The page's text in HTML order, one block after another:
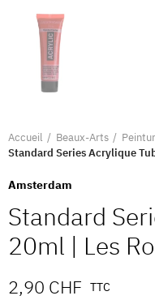
Accueil Beaux-Arts
Standard Series Acrylique
Amsterdam
Standard
20ml | Les
2,90 CHF TTC